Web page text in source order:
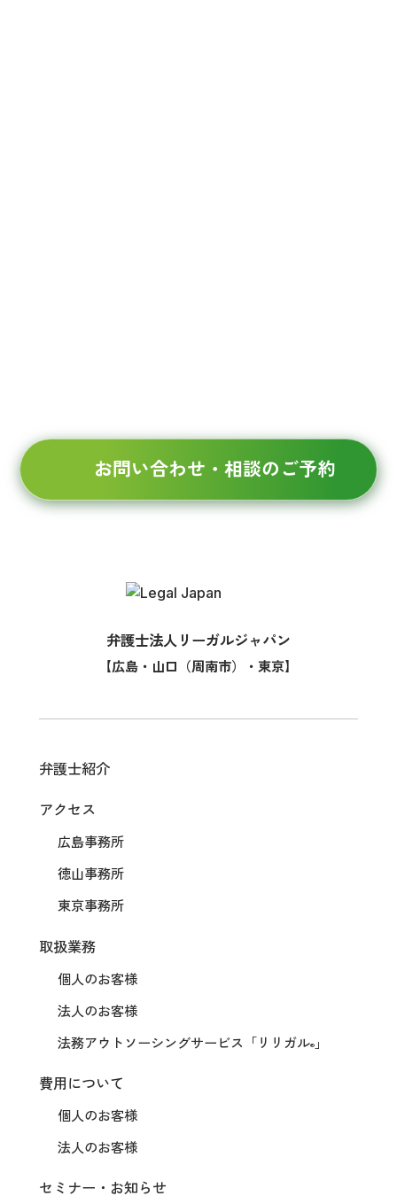
お問い合わせ・相談のご予約
弁護士法人リーガルジャパン
【広島・山口（周南市）・東京】
弁護士紹介
アクセス
広島事務所
徳山事務所
東京事務所
取扱業務
個人のお客様
法人のお客様
法務アウトソーシングサービス 「リリガル® 」
費用について
個人のお客様
法人のお客様
セミナー・お知らせ